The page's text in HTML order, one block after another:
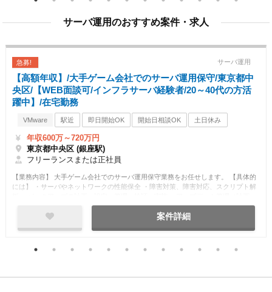
サーバ運用のおすすめ案件・求人
【高額年収】/大手ゲーム会社でのサーバ運用保守/東京都中
央区/【WEB面談可/インフラサーバ経験者/20～40代の方活
躍中】/在宅勤務
急募! サーバ運用
VMware 駅近 即日開始OK 開始日相談OK 土日休み
正社員 急募 高額案件
年収600万～720万円
東京都中央区 (銀座駅)
フリーランスまたは正社員
【業務内容】 大手ゲーム会社でのサーバ運用保守業務をお任せします。 【具体的
には】 ・サーバやネットワークの性能保全 ・障害対策、障害対応、スクリプト解
実施） ・ログ、アクセスの…
案件詳細